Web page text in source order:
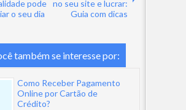
pode
o seu dia
no seu site e lucrar:
Guia com dicas
também se interesse por:
Como Receber Pagamento
Online por Cartão de
Crédito?